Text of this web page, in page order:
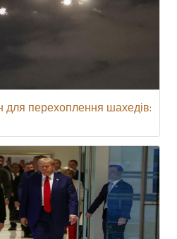
для перехоплення шахедів: